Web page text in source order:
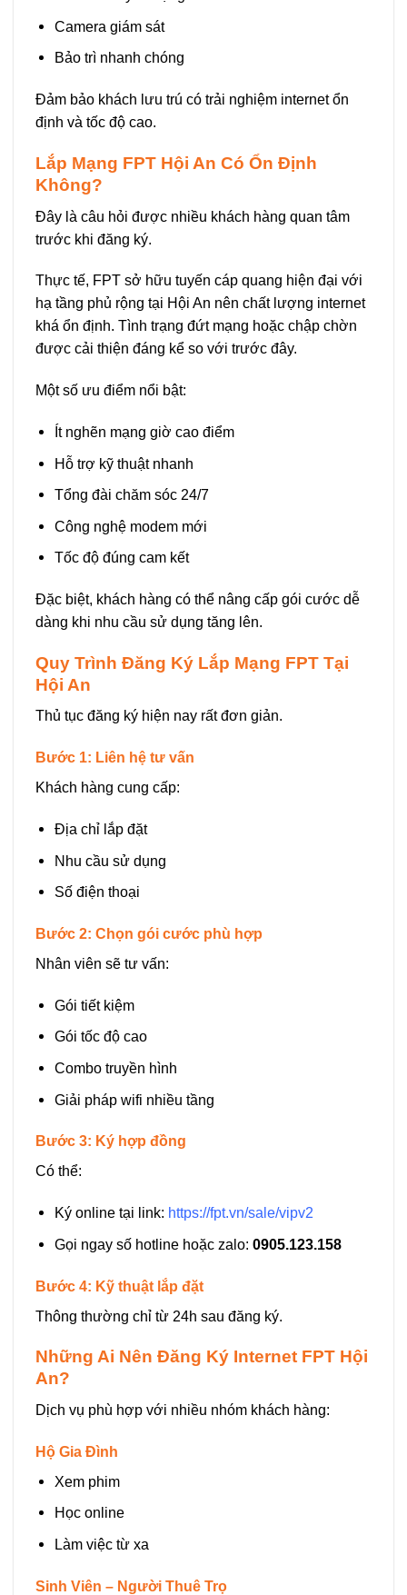
Camera giám sát
Bảo trì nhanh chóng
Đảm bảo khách lưu trú có trải nghiệm internet ổn
định và tốc độ cao.
Lắp Mạng FPT Hội An Có Ổn Định
Không?
Đây là câu hỏi được nhiều khách hàng quan tâm
trước khi đăng ký.
Thực tế, FPT sở hữu tuyến cáp quang hiện đại với
hạ tầng phủ rộng tại Hội An nên chất lượng internet
khá ổn định. Tình trạng đứt mạng hoặc chập chờn
được cải thiện đáng kể so với trước đây.
Một số ưu điểm nổi bật:
Ít nghẽn mạng giờ cao điểm
Hỗ trợ kỹ thuật nhanh
Tổng đài chăm sóc 24/7
Công nghệ modem mới
Tốc độ đúng cam kết
Đặc biệt, khách hàng có thể nâng cấp gói cước dễ
dàng khi nhu cầu sử dụng tăng lên.
Quy Trình Đăng Ký Lắp Mạng FPT Tại
Hội An
Thủ tục đăng ký hiện nay rất đơn giản.
Bước 1: Liên hệ tư vấn
Khách hàng cung cấp:
Địa chỉ lắp đặt
Nhu cầu sử dụng
Số điện thoại
Bước 2: Chọn gói cước phù hợp
Nhân viên sẽ tư vấn:
Gói tiết kiệm
Gói tốc độ cao
Combo truyền hình
Giải pháp wifi nhiều tầng
Bước 3: Ký hợp đồng
Có thể:
Ký online tại link: https://fpt.vn/sale/vipv2
Gọi ngay số hotline hoặc zalo: 0905.123.158
Bước 4: Kỹ thuật lắp đặt
Thông thường chỉ từ 24h sau đăng ký.
Những Ai Nên Đăng Ký Internet FPT Hội
An?
Dịch vụ phù hợp với nhiều nhóm khách hàng:
Hộ Gia Đình
Xem phim
Học online
Làm việc từ xa
Sinh Viên – Người Thuê Trọ